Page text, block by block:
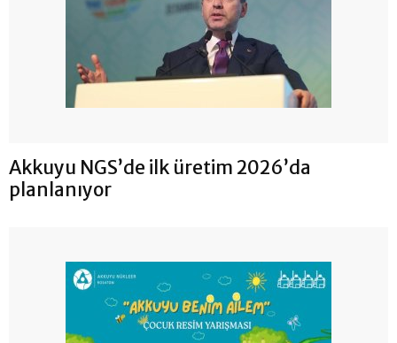
Akkuyu NGS’de ilk üretim 2026’da
planlanıyor